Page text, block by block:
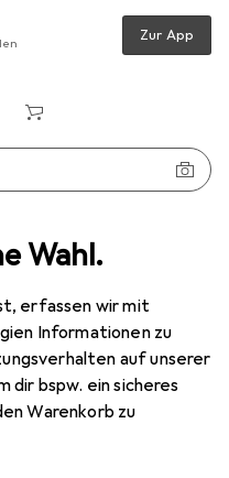
Wahl.
erfassen wir mit
Informationen zu
auf unserer
dir bspw. ein sicheres
Warenkorb zu
Zur App
Antriebsriemen 8mm 30m grün
8mm 30m